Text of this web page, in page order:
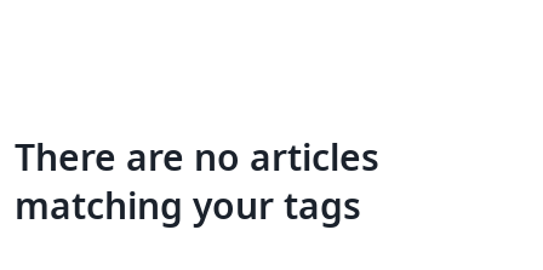
There are no articles
matching your tags